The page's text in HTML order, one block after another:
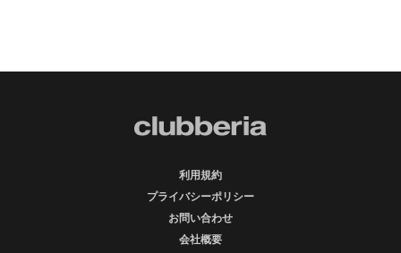
利用規約
プライバシーポリシー
お問い合わせ
会社概要